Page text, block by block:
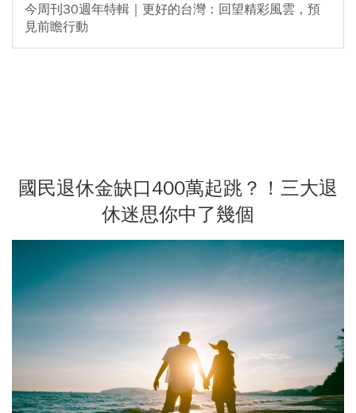
今周刊30週年特輯｜更好的台灣：回望精彩風雲，預
見前瞻行動
國民退休金缺口400萬起跳？！三大退
休迷思你中了幾個